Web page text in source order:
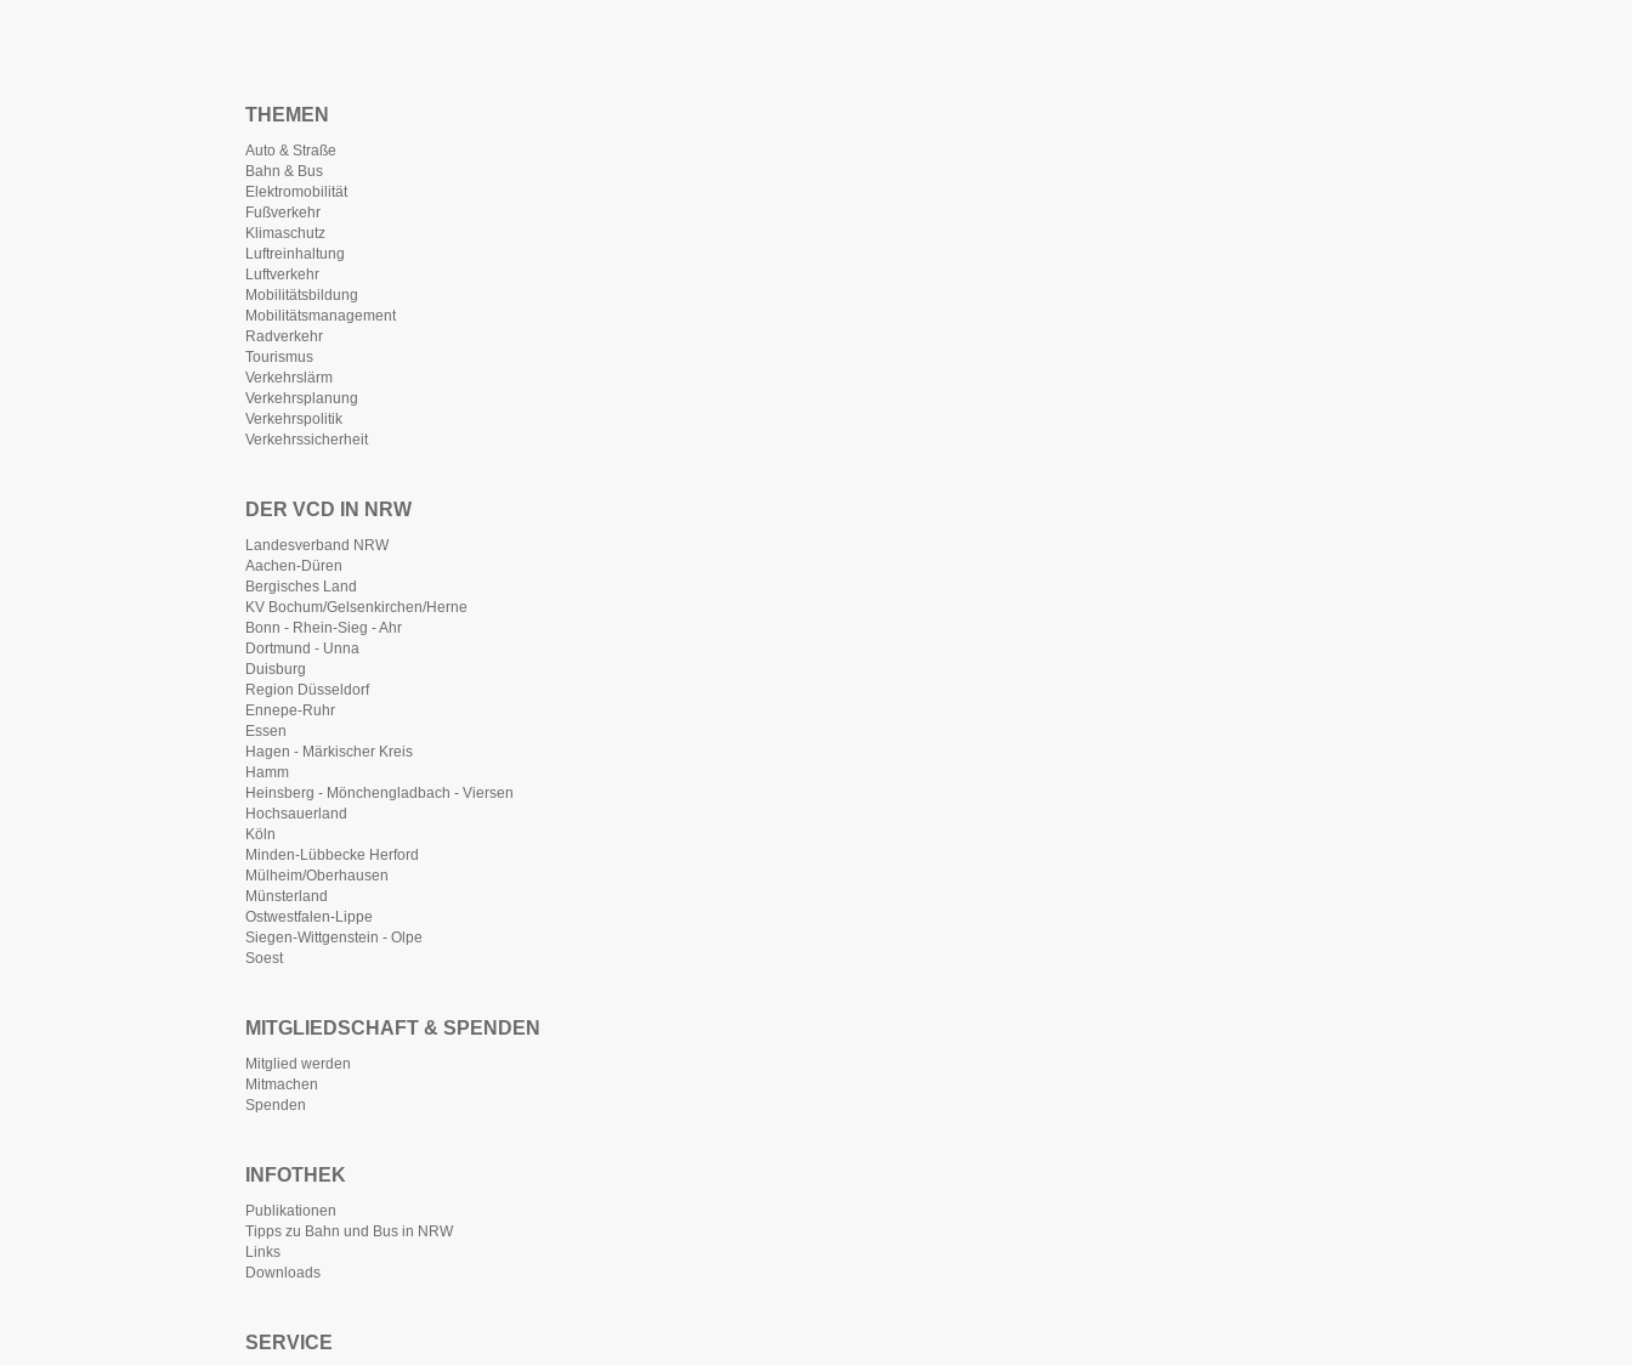
THEMEN
Auto & Straße
Bahn & Bus
Elektromobilität
Fußverkehr
Klimaschutz
Luftreinhaltung
Luftverkehr
Mobilitätsbildung
Mobilitätsmanagement
Radverkehr
Tourismus
Verkehrslärm
Verkehrsplanung
Verkehrspolitik
Verkehrssicherheit
DER VCD IN NRW
Landesverband NRW
Aachen-Düren
Bergisches Land
KV Bochum/Gelsenkirchen/Herne
Bonn - Rhein-Sieg - Ahr
Dortmund - Unna
Duisburg
Region Düsseldorf
Ennepe-Ruhr
Essen
Hagen - Märkischer Kreis
Hamm
Heinsberg - Mönchengladbach - Viersen
Hochsauerland
Köln
Minden-Lübbecke Herford
Mülheim/Oberhausen
Münsterland
Ostwestfalen-Lippe
Siegen-Wittgenstein - Olpe
Soest
MITGLIEDSCHAFT & SPENDEN
Mitglied werden
Mitmachen
Spenden
INFOTHEK
Publikationen
Tipps zu Bahn und Bus in NRW
Links
Downloads
SERVICE